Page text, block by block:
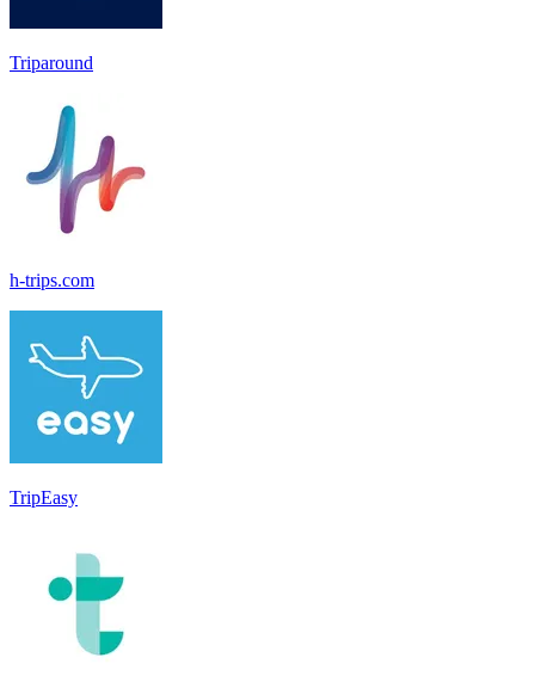
Triparound
h-trips.com
TripEasy